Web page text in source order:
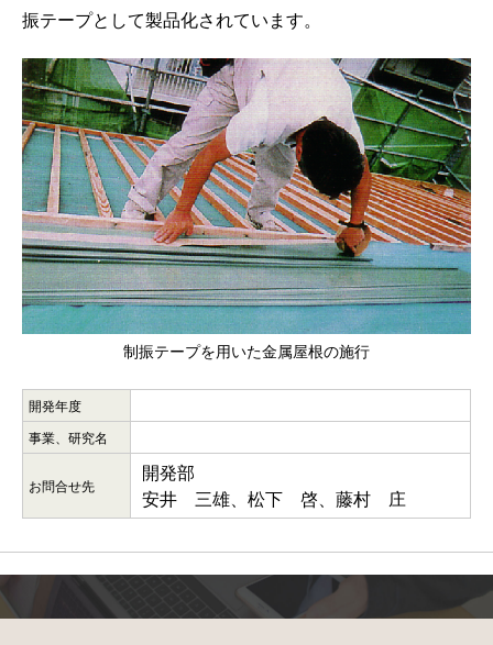
振テープとして製品化されています。
制振テープを用いた金属屋根の施行
開発年度
事業、研究名
お問合せ先
開発部
安井 三雄、松下 啓、藤村 庄